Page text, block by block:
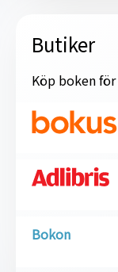
Butiker
Köp boken
Bokon